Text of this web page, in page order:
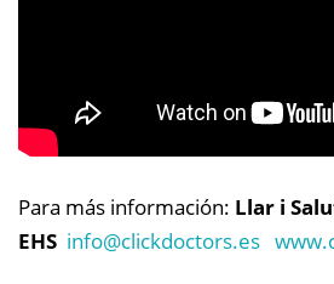
Para más información: Llar i
EHS info@clickdoctors.es